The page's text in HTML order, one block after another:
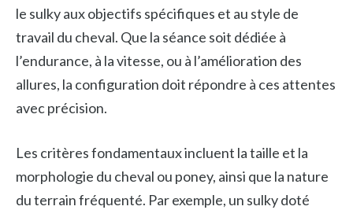
le sulky aux objectifs spécifiques et au style de
travail du cheval. Que la séance soit dédiée à
l’endurance, à la vitesse, ou à l’amélioration des
allures, la configuration doit répondre à ces attentes
avec précision.
Les critères fondamentaux incluent la taille et la
morphologie du cheval ou poney, ainsi que la nature
du terrain fréquenté. Par exemple, un sulky doté